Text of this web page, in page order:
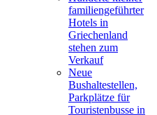
familiengeführter
Hotels in
Griechenland
stehen zum
Verkauf
Neue
Bushaltestellen,
Parkplätze für
Touristenbusse in